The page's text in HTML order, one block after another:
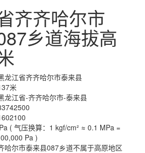
齐齐哈尔市
乡道海拔高
龙江省齐齐哈尔市泰来县
米
龙江省-齐齐哈尔市-泰来县
( 气压换算：1 kgf/cm² ≈ 0.1 MPa =
Pa )
哈尔市泰来县087乡道不属于高原地区